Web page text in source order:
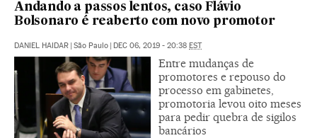
Andando a passos lentos, caso Flávio
Bolsonaro é reaberto com novo promotor
DANIEL HAIDAR | São Paulo | DEC 06, 2019 - 20:38 EST
Entre mudanças de
promotores e repouso do
processo em gabinetes,
promotoria levou oito meses
para pedir quebra de sigilos
bancários